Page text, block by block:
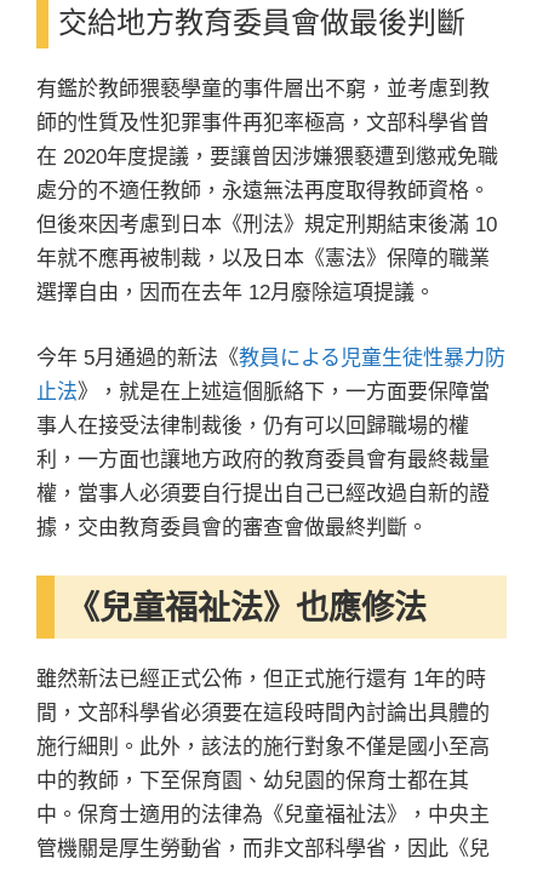
交給地方教育委員會做最後判斷
有鑑於教師猥褻學童的事件層出不窮，並考慮到教
師的性質及性犯罪事件再犯率極高，文部科學省曾
在 2020年度提議，要讓曾因涉嫌猥褻遭到懲戒免職
處分的不適任教師，永遠無法再度取得教師資格。
但後來因考慮到日本《刑法》規定刑期結束後滿 10
年就不應再被制裁，以及日本《憲法》保障的職業
選擇自由，因而在去年 12月廢除這項提議。
今年 5月通過的新法《教員による児童生徒性暴力防
止法》，就是在上述這個脈絡下，一方面要保障當
事人在接受法律制裁後，仍有可以回歸職場的權
利，一方面也讓地方政府的教育委員會有最終裁量
權，當事人必須要自行提出自己已經改過自新的證
據，交由教育委員會的審查會做最終判斷。
《兒童福祉法》也應修法
雖然新法已經正式公佈，但正式施行還有 1年的時
間，文部科學省必須要在這段時間內討論出具體的
施行細則。此外，該法的施行對象不僅是國小至高
中的教師，下至保育園、幼兒園的保育士都在其
中。保育士適用的法律為《兒童福祉法》，中央主
管機關是厚生勞動省，而非文部科學省，因此《兒